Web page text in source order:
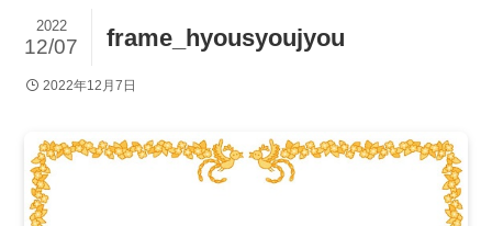
frame_hyousyoujyou
2022
12/07
2022年12月7日